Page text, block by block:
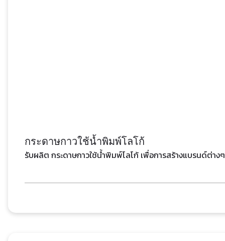
กระดาษกาวใช้น้ำพิมพ์โลโก้
รับผลิต กระดาษกาวใช้น้ำพิมพ์โลโก้ เพื่อการสร้างแบรนด์ต่า